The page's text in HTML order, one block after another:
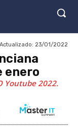
Actualizado: 23/01/2022
enero
Youtube 2022.